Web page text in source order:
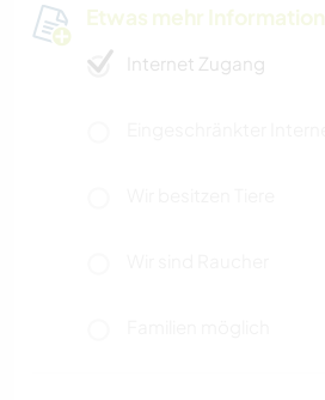
Etwas mehr Information
Internet Zugang